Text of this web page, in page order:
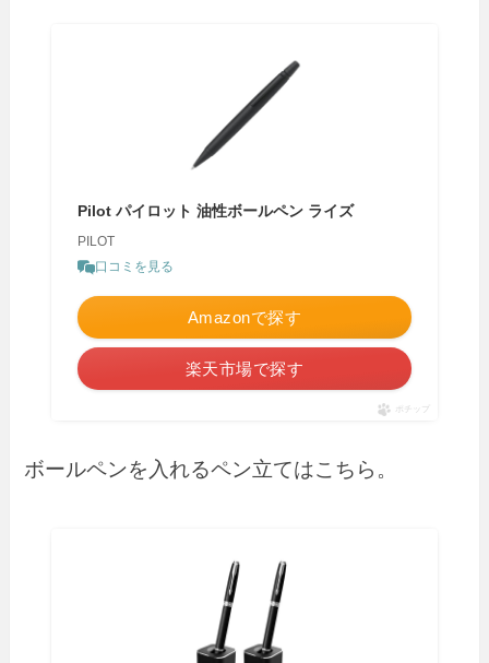
Pilot パイロット 油性ボールペン ライズ
PILOT
口コミを見る
Amazonで探す
楽天市場で探す
ポチップ
ボールペンを入れるペン立てはこちら。